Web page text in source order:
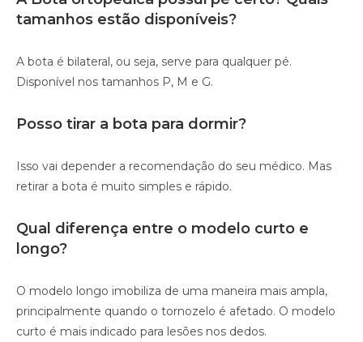
tamanhos estão disponíveis?
A bota é bilateral, ou seja, serve para qualquer pé.
Disponível nos tamanhos P, M e G.
Posso tirar a bota para dormir?
Isso vai depender a recomendação do seu médico. Mas
retirar a bota é muito simples e rápido.
Qual diferença entre o modelo curto e
longo?
O modelo longo imobiliza de uma maneira mais ampla,
principalmente quando o tornozelo é afetado. O modelo
curto é mais indicado para lesões nos dedos.